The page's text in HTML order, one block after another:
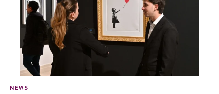
NEWS